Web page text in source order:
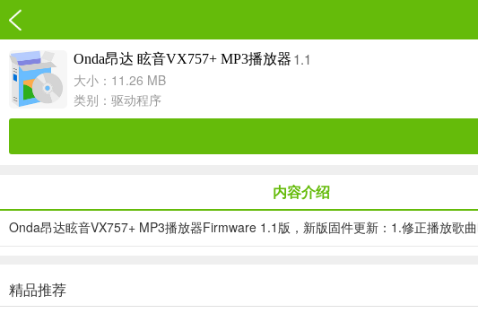
Onda昂达 眩音VX757+ MP3播放器 1.1
大小：11.26 MB
类别： 驱动程序
内容介绍
Onda昂达眩音VX757+ MP3播放器Firmware 1.1版，新版固件更新：1.修正播放歌
精品推荐